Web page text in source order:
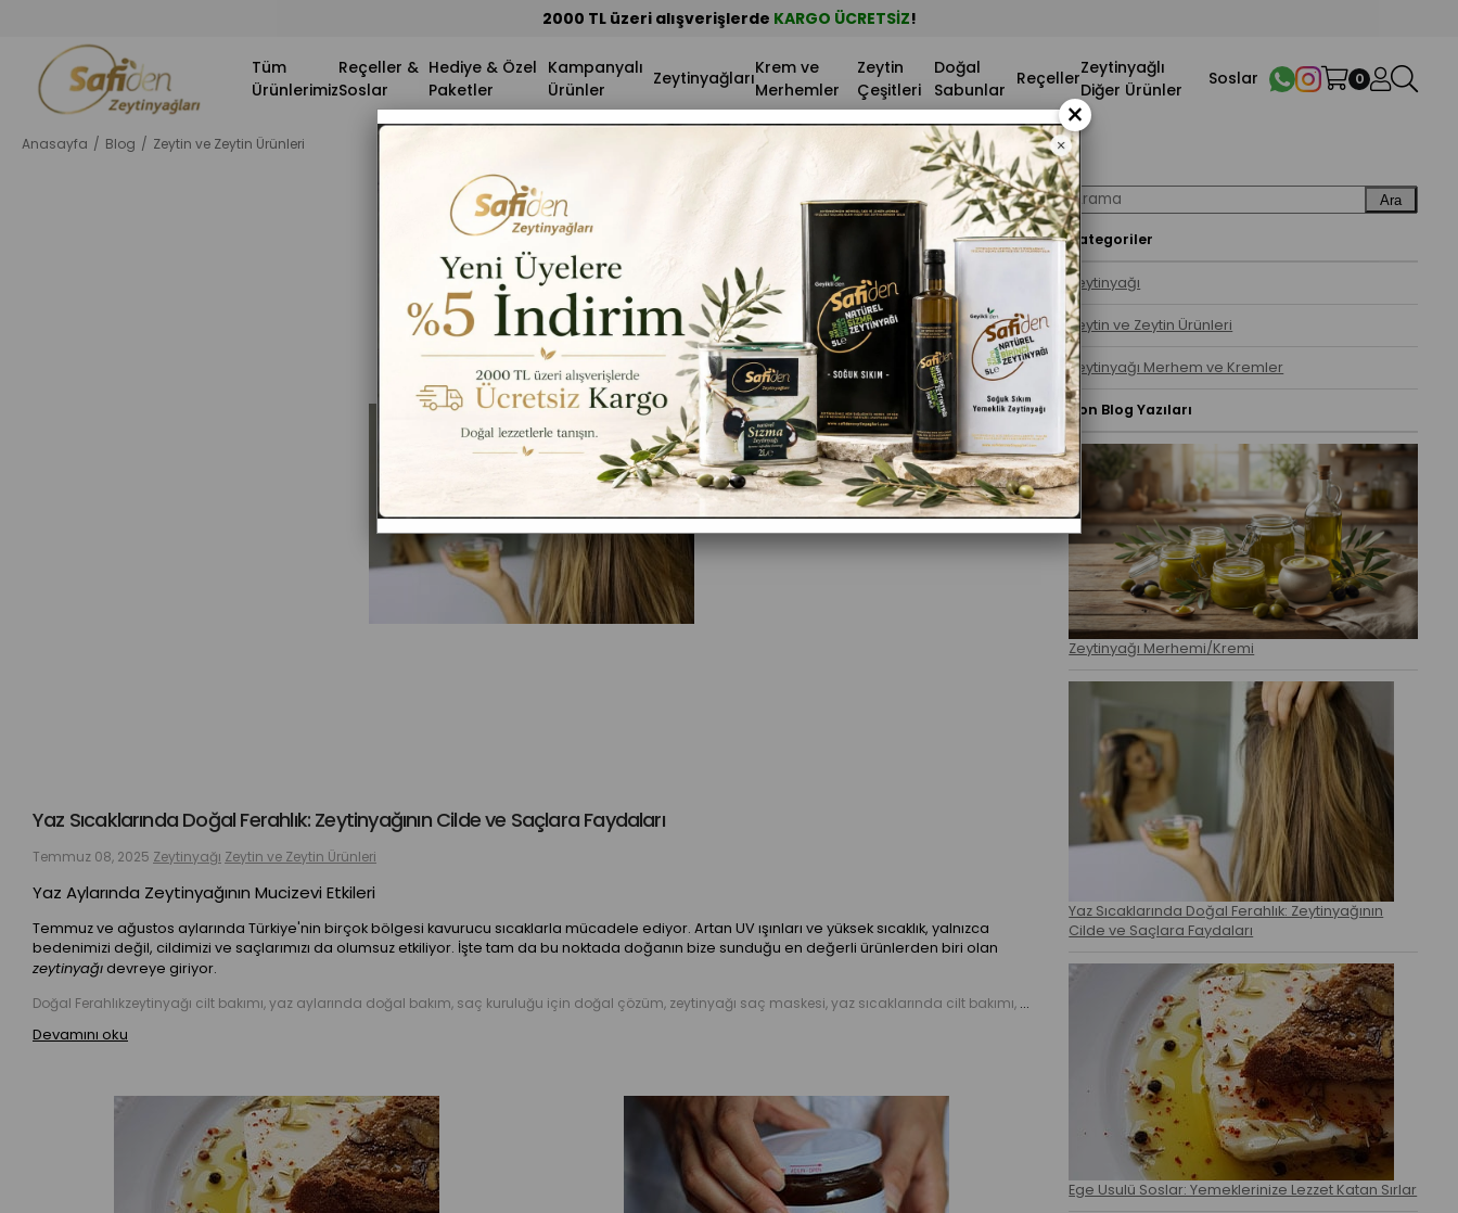
Tüm
Ürünlerimiz
Reçeller &
Soslar
Hediye & Özel
Paketler
Kampanyalı
Ürünler
Zeytinyağları
Krem ve
Merhemler
Zeytin
Çeşitleri
Doğal
Sabunlar
Reçeller
Zeytinyağlı
Diğer Ürünler
Soslar 0
Anasayfa Blog Zeytin ve Zeytin Ürünleri
Zeytin ve Zeytin Ürünleri
Yaz Sıcaklarında Doğal Ferahlık: Zeytinyağının Cilde ve Saçlara Faydaları
Temmuz 08, 2025 Zeytinyağı Zeytin ve Zeytin Ürünleri
Yaz Aylarında Zeytinyağının Mucizevi Etkileri
Temmuz ve ağustos aylarında Türkiye'nin birçok bölgesi kavurucu sıcaklarla mücadele ediyor. Artan UV ışınları ve yüksek sıcaklık, yalnızca
bedenimizi değil, cildimizi ve saçlarımızı da olumsuz etkiliyor. İşte tam da bu noktada doğanın bize sunduğu en değerli ürünlerden biri olan
zeytinyağıdevreye giriyor.
Doğal Ferahlıkzeytinyağı cilt bakımı, yaz aylarında doğal bakım, saç kuruluğu için doğal çözüm, zeytinyağı saç maskesi, yaz sıcaklarında cilt bakımı, Safiden Zeytinyağları
Devamını oku
Ara
Kategoriler
Zeytinyağı
Zeytin ve Zeytin Ürünleri
Zeytinyağı Merhem ve Kremler
Son Blog Yazıları
Zeytinyağı Merhemi/Kremi
Yaz Sıcaklarında Doğal Ferahlık: Zeytinyağının
Cilde ve Saçlara Faydaları
Ege Usulü Soslar: Yemeklerinize Lezzet Katan Sırlar
×